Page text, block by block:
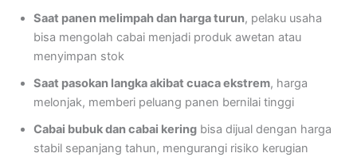
Saat panen melimpah dan harga turun, pelaku usaha
bisa mengolah cabai menjadi produk awetan atau
menyimpan stok
Saat pasokan langka akibat cuaca ekstrem, harga
melonjak, memberi peluang panen bernilai tinggi
Cabai bubuk dan cabai kering bisa dijual dengan harga
stabil sepanjang tahun, mengurangi risiko kerugian